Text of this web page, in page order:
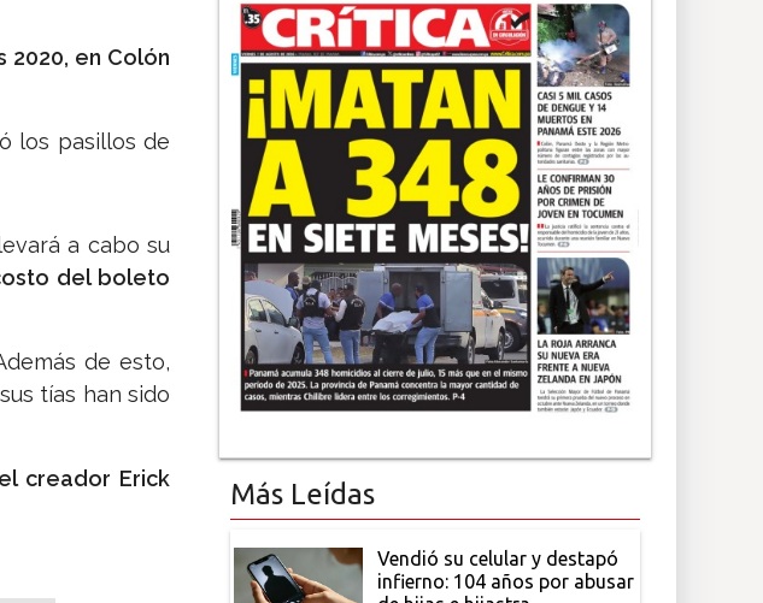
en Colón
los pasillos de
a cabo su
del boleto
de esto,
tías han sido
creador Erick
Más Leídas
Vendió su celular y destapó
infierno: 104 años por abusar